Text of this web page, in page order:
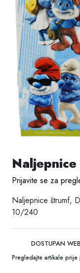
Prijavite se za
Naljepnice štrumf,
10/240
DOSTUPAN
Pregledajte artikale prije